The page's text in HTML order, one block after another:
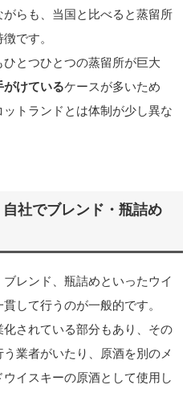
らも、当国と比べると蒸留所
です。
とつひとつの蒸留所が巨大
がけているケースが多いため
トランドとは体制が少し異な
社でブレンド・瓶詰め
レンド、瓶詰めといったウイ
して行うのが一般的です。
されている部分もあり、その
業者がいたり、原酒を別のメ
イスキーの原酒として使用し